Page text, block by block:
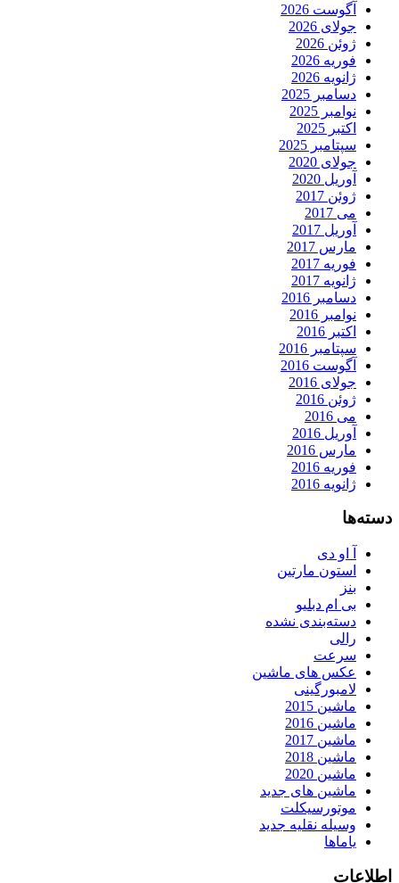
آگوست 2026
جولای 2026
ژوئن 2026
فوریه 2026
ژانویه 2026
دسامبر 2025
نوامبر 2025
اکتبر 2025
سپتامبر 2025
جولای 2020
آوریل 2020
ژوئن 2017
می 2017
آوریل 2017
مارس 2017
فوریه 2017
ژانویه 2017
دسامبر 2016
نوامبر 2016
اکتبر 2016
سپتامبر 2016
آگوست 2016
جولای 2016
ژوئن 2016
می 2016
آوریل 2016
مارس 2016
فوریه 2016
ژانویه 2016
دسته‌ها
آ او دی
استون مارتین
بنز
بی ام دبلیو
دسته‌بندی نشده
رالی
سرعت
عکس های ماشین
لامبورگینی
ماشین 2015
ماشین 2016
ماشین 2017
ماشین 2018
ماشین 2020
ماشین های جدید
موتورسیکلت
وسیله نقلیه جدید
یاماها
اطلاعات